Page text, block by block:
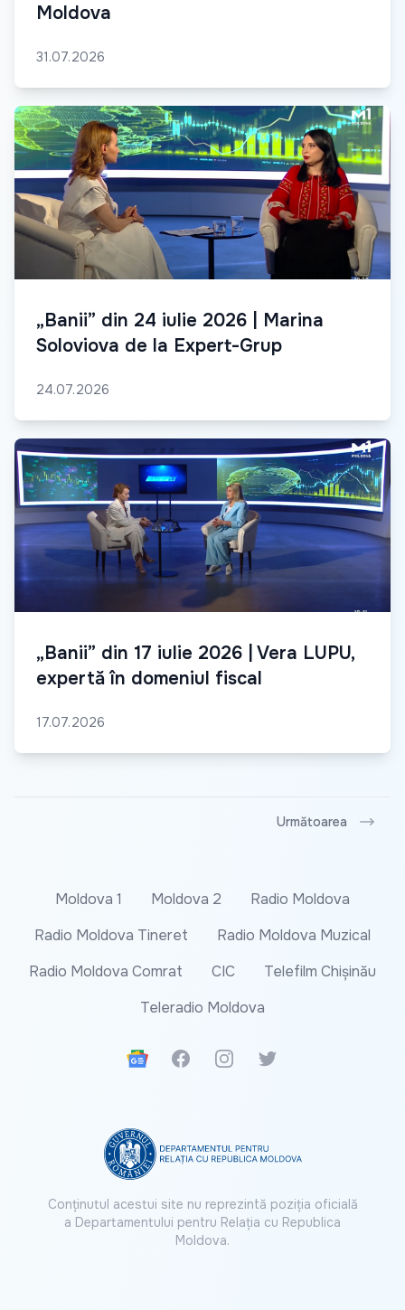
Moldova
31.07.2026
„Banii” din 24 iulie 2026 | Marina
Soloviova de la Expert-Grup
24.07.2026
„Banii” din 17 iulie 2026 | Vera LUPU,
expertă în domeniul fiscal
17.07.2026
Următoarea
Moldova 1 Moldova 2
Radio Moldova
Radio Moldova Tineret
Radio Moldova Muzical
Radio Moldova Comrat
CIC
Telefilm Chișinău
Teleradio Moldova
Google News
FacebookInstagramTwitter
Conținutul acestui site nu reprezintă poziția oficială
a Departamentului pentru Relația cu Republica
Moldova.